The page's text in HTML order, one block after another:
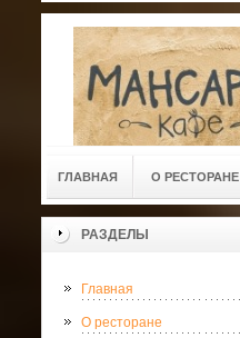
ГЛАВНАЯ О РЕСТОРАНЕ
РАЗДЕЛЫ
Главная
О ресторане